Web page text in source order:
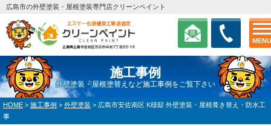
MENU
広島市の外壁塗装・屋根塗装専門店クリーンペイント
施工事例
外壁塗装・屋根塗替えなど施工事例をご覧下さい
HOME > 施工事例 > 外壁塗装 > 広島市安佐南区 K様邸 外壁塗装・屋根葺き替え・防水工
事